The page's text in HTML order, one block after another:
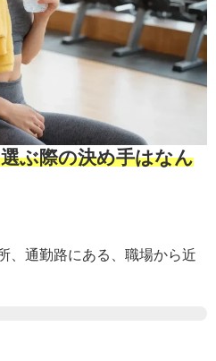
ぶ際の決め手はなん
、 通勤路にある、 職場から近